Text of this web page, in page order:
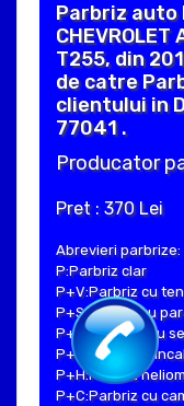
Parbriz auto
T255, din
de catre
clientului in
77041 .
Producator
Pret : 370 Lei
Abrevieri parbrize:
P:Parbriz clar
P+V:Parbriz cu
P+S:Parbriz cu
P+SE:Parbriz cu
P+I:Parbriz cu
P+H:Parbriz
P+C:Parbriz cu